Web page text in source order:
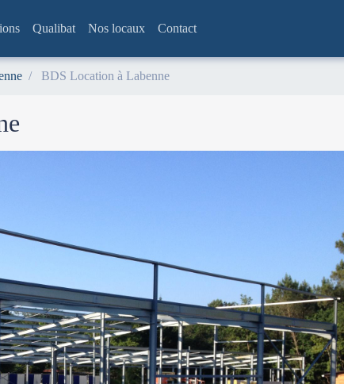
Qualibat Nos locaux Contact
BDS Location à Labenne